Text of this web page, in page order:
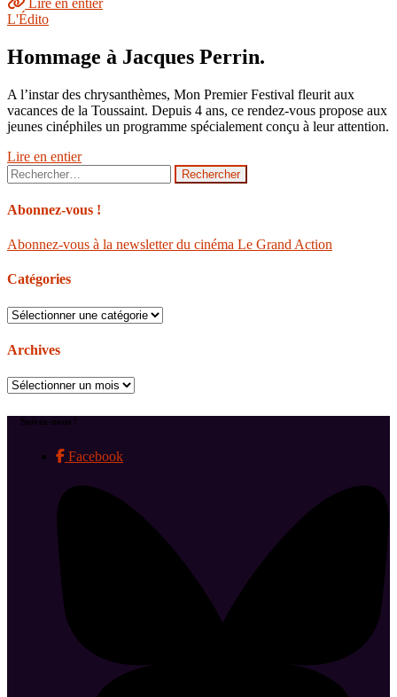
L'Édito
Hommage à Jacques Perrin.
A l’instar des chrysanthèmes, Mon Premier Festival fleurit aux
vacances de la Toussaint. Depuis 4 ans, ce rendez-vous propose aux
jeunes cinéphiles un programme spécialement conçu à leur attention.
Lire en entier
Rechercher :
Abonnez-vous !
Abonnez-vous à la newsletter du cinéma Le Grand Action
Catégories
Catégories
Archives
Archives
Suivez-nous !
Facebook